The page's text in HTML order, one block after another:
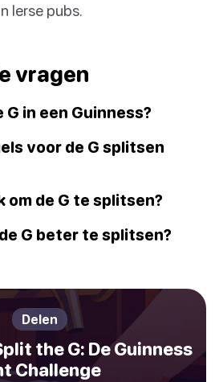
Ierse pubs.
vragen
G in een Guinness?
voor de G splitsen
om de G te splitsen?
G beter te splitsen?
Delen
the G: De Guinness
Challenge